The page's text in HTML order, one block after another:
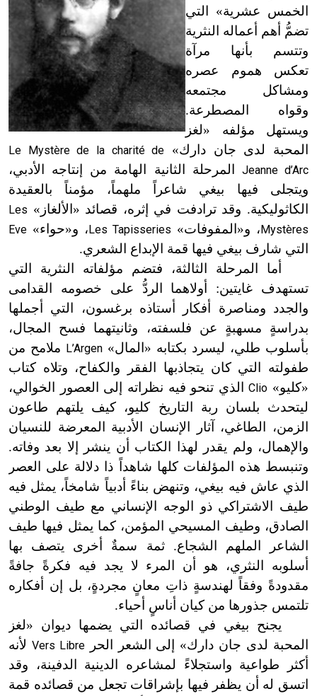
الخمس عشرية» التي
تضمُّ أهم أعماله النثرية
وتتسم بأنها مرآة
تعكس هموم عصره
ومشاكل مجتمعه
وقواه المصطرعة.
ويستهل مؤلفه «لغز
المحبة لدى جان دارك» Le Mystère de la charité de
Jeanne d’Arc المرحلة الثانية الهامة من إنتاجه الأدبي،
ويتجلى فيها بيغي شاعراً ملهماً، مؤمناً بالعقيدة
الكاثوليكية. وقد ترادفت في إثره، قصائد «الألغاز» Les
Mystères ، و«المفوفات» Les Tapisseries ، و«حواء» Eve
التي شارف بيغي فيها قمة الإبداع الشعري.
أما المرحلة الثالثة، فتضم مؤلفاته النثرية التي
تستهدف غايتين: أولاهما الردُّ على خصومه القدامى
والجدد ومناصرة أفكار أستاذه برغسون، التي أجملها
بدراسةٍ مسهبةٍ عن فلسفته، وثانيتهما فسح المجال،
بأسلوب طلي، ليسرد بكتابه «المال» L’Argen ملامح من
طفولته التي كان يتجاذبها الفقر والكفاح، وتلاه كتاب
«كليو» Clioالذي تنحو فيه نظراته إلى العصور الخوالي،
ليتحدث بلسان ربة التاريخ كليو، كيف يلتهم طاعون
الزمن، الطاغي، آثار الإنسان الأدبية المعرضة للنسيان
والإهمال، ولم يقدر لهذا الكتاب أن ينشر إلا بعد وفاته.
وتنبسط هذه المؤلفات كلها شاهداً ذا دلالة على العصر
الذي عاش فيه بيغي، وتنهض بناءً أدبياً شامخاً، يمثل فيه
طيف الاشتراكي ذو الوجه الإنساني مع طيف الوطني
الصادق، وطيف المسيحي المؤمن، كما يمثل فيها طيف
الشاعر الملهم الشجاع. ثمة سمةٌ أخرى يتصف بها
أسلوبه النثري، هو أن المرء لا يجد فيه فكرةً جافةً
مقدودةً وفقاً لهندسةٍ ذاتِ معانٍ مجردةٍ، بل إن أفكاره
تلتمس جذورها من كيان أناسٍ أحياء.
يجنح بيغي في قصائده التي يضمها ديوان «لغز
المحبة لدى جان دارك» إلى الشعر الحرVers Libre لأنه
أكثر طواعية واستجلاءً لمشاعره الدينية الدفينة، وقد
اتسق له أن يظفر فيها بإشراقات تجعل من قصائده قمة